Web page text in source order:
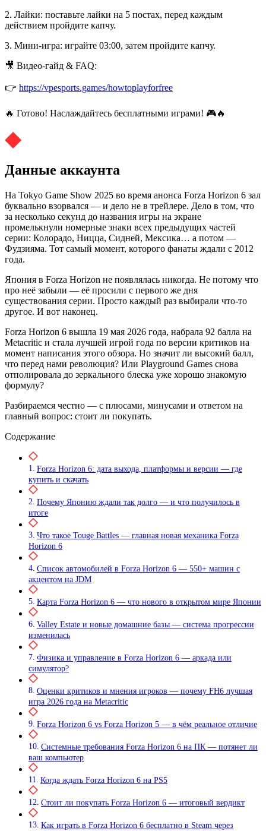
2. Лайки: поставьте лайки на 5 постах, перед каждым
действием пройдите капчу.
3. Мини-игра: играйте 03:00, затем пройдите капчу.
🎥 Видео-гайд & FAQ:
👉 https://vpesports.games/howtoplayforfree
🔥 Готово! Наслаждайтесь бесплатными играми! 🎮🔥
Данные аккаунта
На Tokyo Game Show 2025 во время анонса Forza Horizon 6 зал
буквально взорвался — и дело не в трейлере. Дело в том, что
за несколько секунд до названия игры на экране
промелькнули номерные знаки всех предыдущих частей
серии: Колорадо, Ницца, Сидней, Мексика… а потом —
Фудзияма. Тот самый момент, которого фанаты ждали с 2012
года.
Япония в Forza Horizon не появлялась никогда. Не потому что
про неё забыли — её просили с первого же дня
существования серии. Просто каждый раз выбирали что-то
другое. И вот наконец.
Forza Horizon 6 вышла 19 мая 2026 года, набрала 92 балла на
Metacritic и стала лучшей игрой года по версии критиков на
момент написания этого обзора. Но значит ли высокий балл,
что перед нами революция? Или Playground Games снова
отполировала до зеркального блеска уже хорошо знакомую
формулу?
Разбираемся честно — с плюсами, минусами и ответом на
главный вопрос: стоит ли покупать.
Содержание
Forza Horizon 6: дата выхода, платформы и версии — где
купить и скачать
Почему Японию ждали так долго — и что получилось в
итоге
Что такое Touge Battles — главная новая механика Forza
Horizon 6
Список автомобилей в Forza Horizon 6 — 550+ машин с
акцентом на JDM
Карта Forza Horizon 6 — что нового в открытом мире Японии
Valley Estate и новые домашние базы — система прогрессии
изменилась
Физика и управление в Forza Horizon 6 — аркада или
симулятор?
Оценки критиков и мнения игроков — почему FH6 лучшая
игра 2026 года на Metacritic
Forza Horizon 6 vs Forza Horizon 5 — в чём реальное отличие
Системные требования Forza Horizon 6 на ПК — потянет ли
ваш компьютер
Когда ждать Forza Horizon 6 на PS5
Стоит ли покупать Forza Horizon 6 — итоговый вердикт
Как играть в Forza Horizon 6 бесплатно в Steam через